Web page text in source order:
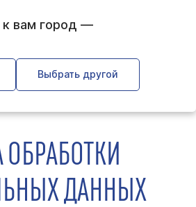
к вам город —
Выбрать другой
обработки персональных данных
ДАННЫХ